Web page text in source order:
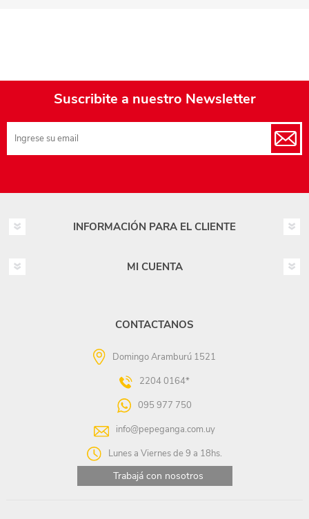
Suscribite a nuestro Newsletter
INFORMACIÓN PARA EL CLIENTE
MI CUENTA
CONTACTANOS
Domingo Aramburú 1521
2204 0164*
095 977 750
info@pepeganga.com.uy
Lunes a Viernes de 9 a 18hs.
Trabajá con nosotros